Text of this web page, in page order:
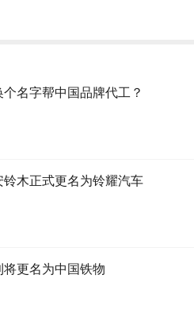
名字帮中国品牌代工？
木正式更名为铃耀汽车
更名为中国铁物